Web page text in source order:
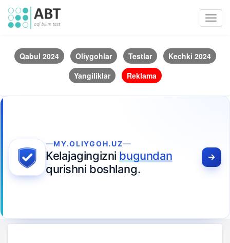
Qabul 2024 Oliygohlar Testlar
Kechki 2024
Yangiliklar
Reklama
MY.OLIYGOH.UZ
Kelajagingizni bugundan
qurishni boshlang.